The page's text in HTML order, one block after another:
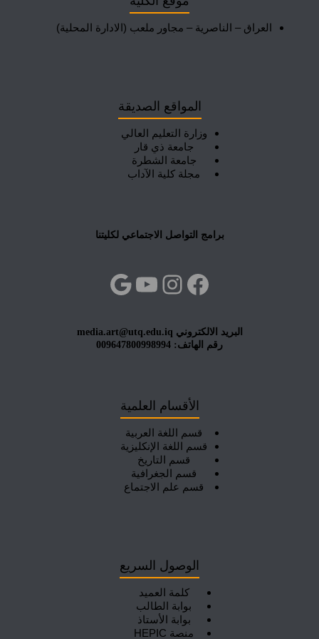
العراق – الناصرية – مجاور ملعب (الادارة المحلية)
المواقع الصديقة
وزارة التعليم العالي
جامعة ذي قار
جامعة الشطرة
مجلة كلية الآداب
برامج التواصل الاجتماعي لكليتنا
فيسبوك
إنستجرام
يوتيوب
البريد الالكتروني media.art@utq.edu.iq
رقم الهاتف: 009647800998994
الأقسام العلمية
قسم اللغة العربية
قسم اللغة الإنكليزية
قسم التاريخ
قسم الجغرافية
قسم علم الاجتماع
الوصول السريع
كلمة العميد
بوابة الطالب
بوابة الأستاذ
منصة HEPIC